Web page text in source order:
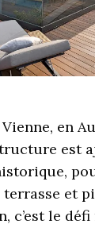
en
est
et
c’est le